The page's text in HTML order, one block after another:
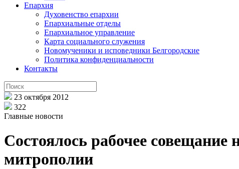
Епархия
Духовенство епархии
Епархиальные отделы
Епархиальное управление
Карта социального служения
Новомученики и исповедники Белгородские
Политика конфиденциальности
Контакты
23 октября 2012
322
Главные новости
Состоялось рабочее совещание
митрополии